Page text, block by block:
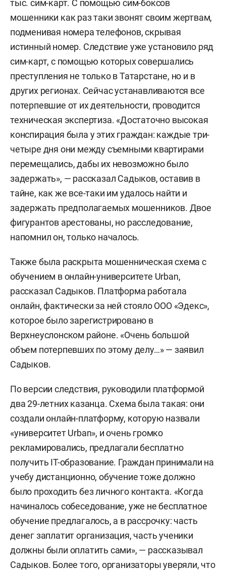
тыс. сим-карт. С помощью сим-боксов
мошенники как раз таки звонят своим жертвам,
подменивая номера телефонов, скрывая
истинный номер. Следствие уже установило ряд
сим-карт, с помощью которых совершались
преступления не только в Татарстане, но и в
других регионах. Сейчас устанавливаются все
потерпевшие от их деятельности, проводится
техническая экспертиза. «Достаточно высокая
конспирация была у этих граждан: каждые три-
четыре дня они между съемными квартирами
перемещались, дабы их невозможно было
задержать», — рассказал Садыков, оставив в
тайне, как же все-таки им удалось найти и
задержать предполагаемых мошенников. Двое
фигурантов арестованы, но расследование,
напомнил он, только началось.
Также была раскрыта мошенническая схема с
обучением в онлайн-университете Urban,
рассказал Садыков. Платформа работала
онлайн, фактически за ней стояло ООО «Эдекс»,
которое было зарегистрировано в
Верхнеуслонском районе. «Очень большой
объем потерпевших по этому делу…» — заявил
Садыков.
По версии следствия, руководили платформой
два 29-летних казанца. Схема была такая: они
создали онлайн-платформу, которую назвали
«университет Urban», и очень громко
рекламировались, предлагали бесплатно
получить IT-образование. Граждан принимали на
учебу дистанционно, обучение тоже должно
было проходить без личного контакта. «Когда
начиналось собеседование, уже не бесплатное
обучение предлагалось, а в рассрочку: часть
денег заплатит организация, часть ученики
должны были оплатить сами», — рассказывал
Садыков. Более того, организаторы уверяли, что